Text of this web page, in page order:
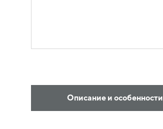
Описание и особенности